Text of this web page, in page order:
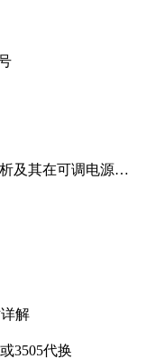
及其在可调电源设
解
3505代换